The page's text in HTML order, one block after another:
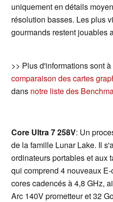
uniquement en détails
résolution basses. Les plus
gourmands restent jouables
>> Plus d'informations sont
comparaison des cartes
dans notre liste des
Core Ultra 7 258V: Un
de la famille Lunar Lake. Il
ordinateurs portables et aux
qui comprend 4 nouveaux
cores cadencés à 4,8 GHz,
Arc 140V prometteur et 32